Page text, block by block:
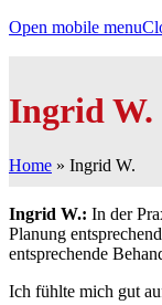
Open mobile menu
Ingrid W.
Home » Ingrid W.
Ingrid W.: In der
Planung
entsprechende
Ich fühlte mich gut